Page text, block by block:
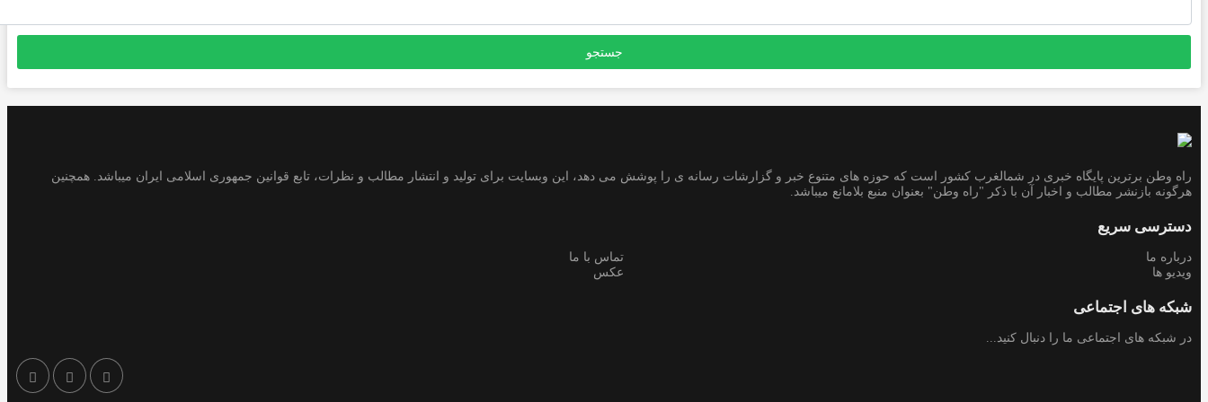
راه وطن برترین پایگاه خبری در شمالغرب کشور است که حوزه های متنوع خبر و گزارشات رسانه ی را پوشش می دهد، این وبسایت برای تولید و انتشار مطالب و نظرات، تابع قوانین جمهوری اسلامی ایران میباشد. همچنین
هرگونه بازنشر مطالب و اخبار آن با ذکر "راه وطن" بعنوان منبع بلامانع میباشد.
دسترسی سریع
درباره ما
تماس با ما
ویدیو ها
عکس
شبکه های اجتماعی
در شبکه های اجتماعی ما را دنبال کنید...